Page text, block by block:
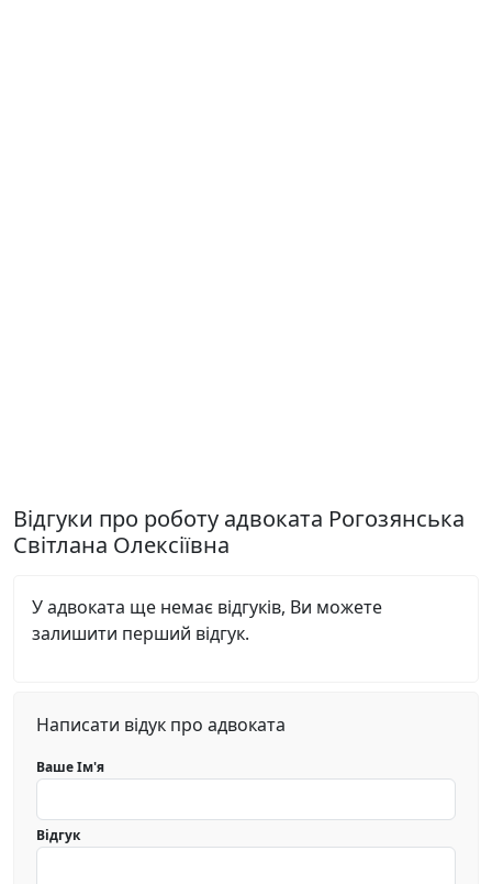
Відгуки про роботу адвоката Рогозянська
Світлана Олексіївна
У адвоката ще немає відгуків, Ви можете
залишити перший відгук.
Написати відук про адвоката
Ваше Ім'я
Відгук